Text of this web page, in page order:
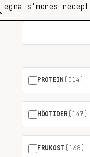
PROTEIN (514)
HÖGTIDER (147)
FRUKOST (168)